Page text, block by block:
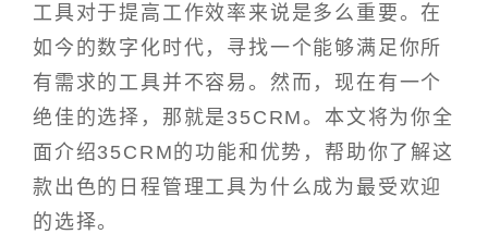
工具对于提高工作效率来说是多么重要。在
如今的数字化时代，寻找一个能够满足你所
有需求的工具并不容易。然而，现在有一个
绝佳的选择，那就是35CRM。本文将为你全
面介绍35CRM的功能和优势，帮助你了解这
款出色的日程管理工具为什么成为最受欢迎
的选择。